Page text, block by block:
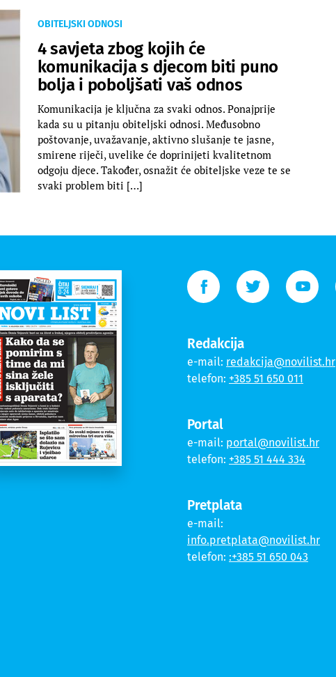
OBITELJSKI ODNOSI
4 savjeta zbog kojih će
komunikacija s djecom biti puno
bolja i poboljšati vaš odnos
Komunikacija je ključna za svaki odnos. Ponajprije
kada su u pitanju obiteljski odnosi. Međusobno
poštovanje, uvažavanje, aktivno slušanje te jasne,
smirene riječi, uvelike će doprinijeti kvalitetnom
odgoju djece. Također, osnažit će obiteljske veze te se
svaki problem biti […]
Redakcija
e-mail: redakcija@novilist.hr
telefon: +385 51 650 011
Portal
e-mail: portal@novilist.hr
telefon: +385 51 444 334
Pretplata
e-mail:
info.pretplata@novilist.hr
telefon: :+385 51 650 043